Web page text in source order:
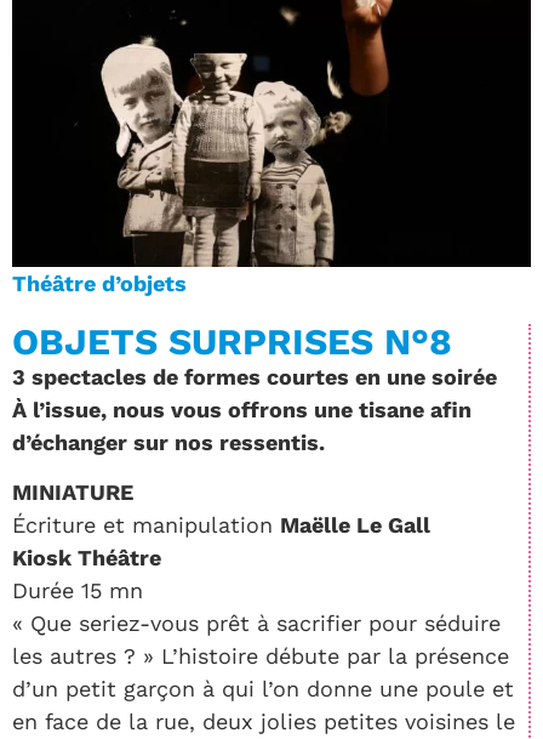
Théâtre d’objets
OBJETS SURPRISES N°8
3 spectacles de formes courtes en une soirée
À l’issue, nous vous offrons une tisane afin
d’échanger sur nos ressentis.
MINIATURE
Écriture et manipulation Maëlle Le Gall
Kiosk Théâtre
Durée 15 mn
« Que seriez-vous prêt à sacrifier pour séduire
les autres ? » L’histoire débute par la présence
d’un petit garçon à qui l’on donne une poule et
en face de la rue, deux jolies petites voisines le